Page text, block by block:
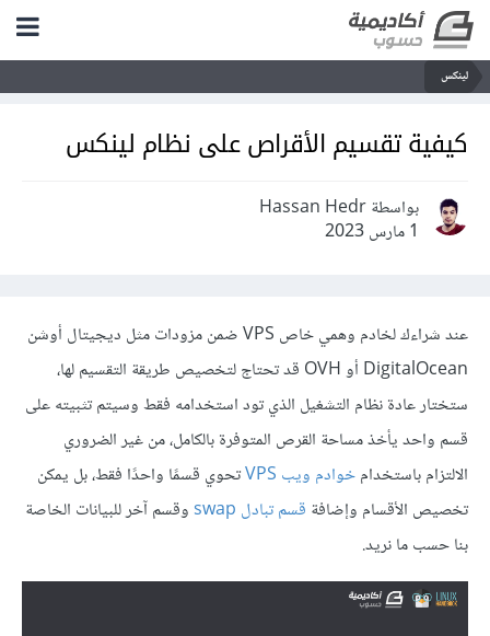
لينكس
كيفية تقسيم الأقراص على نظام لينكس
بواسطة Hassan Hedr
1 مارس 2023
عند شراءك لخادم وهمي خاص VPS ضمن مزودات مثل ديجيتال أوشن
DigitalOcean أو OVH قد تحتاج لتخصيص طريقة التقسيم لها،
ستختار عادة نظام التشغيل الذي تود استخدامه فقط وسيتم تثبيته على
قسم واحد يأخذ مساحة القرص المتوفرة بالكامل، من غير الضروري
الالتزام باستخدامخوادم ويب VPS
تحوي قسمًا واحدًا فقط، بل يمكن
تخصيص الأقسام وإضافة قسم تبادل swap
وقسم آخر للبيانات الخاصة
بنا حسب ما نريد.